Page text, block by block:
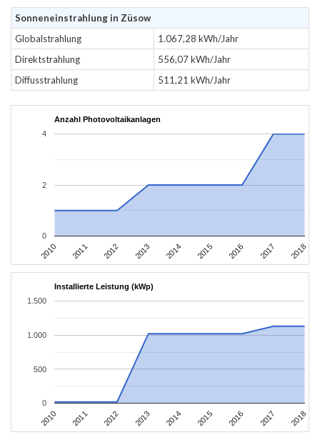
Sonneneinstrahlung in Züsow
Globalstrahlung
1.067,28 kWh/Jahr
Direktstrahlung
556,07 kWh/Jahr
Diffusstrahlung
511,21 kWh/Jahr
Anzahl Photovoltaikanlagen
2010 2011 2012 2013 2014 2015 2016 2017 2018
0
2
4
Installierte Leistung (kWp)
2010 2011 2012 2013 2014 2015 2016 2017 2018
0
500
1.000
1.500